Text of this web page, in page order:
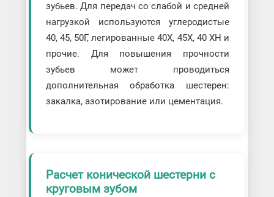
зубьев. Для передач со слабой и средней
нагрузкой используются углеродистые
40, 45, 50Г, легированные 40Х, 45Х, 40 ХН и
прочие. Для повышения прочности
зубьев может проводиться
дополнительная обработка шестерен:
закалка, азотирование или цементация.
Расчет конической шестерни с
круговым зубом